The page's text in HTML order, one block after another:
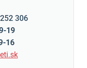
306
19
16